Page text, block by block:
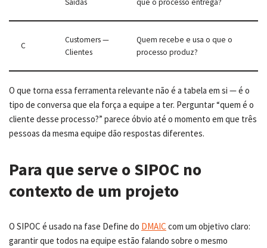
C
Customers —
Clientes
Quem recebe e usa o que o
processo produz?
O que torna essa ferramenta relevante não é a tabela em si — é o
tipo de conversa que ela força a equipe a ter. Perguntar “quem é o
cliente desse processo?” parece óbvio até o momento em que três
pessoas da mesma equipe dão respostas diferentes.
Para que serve o SIPOC no
contexto de um projeto
O SIPOC é usado na fase Define do DMAIC com um objetivo claro:
garantir que todos na equipe estão falando sobre o mesmo